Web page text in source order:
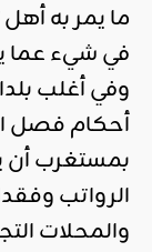
ما يمر به
في شيء عما
وفي أغلب
أحكام فصل
بمستغرب أن
الرواتب
والمحلات